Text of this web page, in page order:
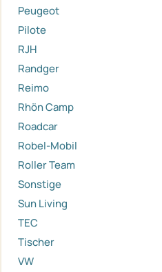
Peugeot
Pilote
RJH
Randger
Reimo
Rhön Camp
Roadcar
Robel-Mobil
Roller Team
Sonstige
Sun Living
TEC
Tischer
VW